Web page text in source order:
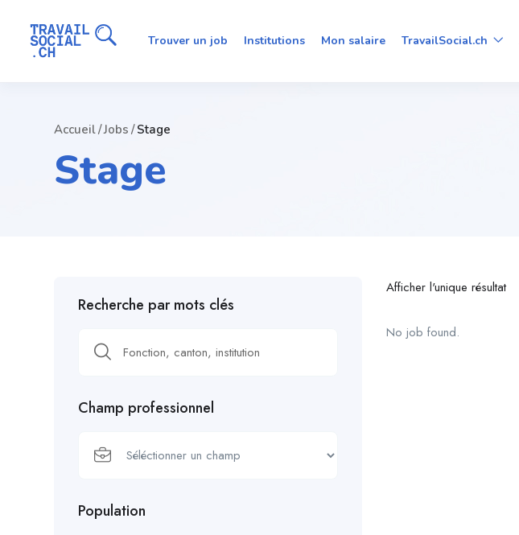
Trouver un job Institutions Mon salaire TravailSocial.ch
Stage
Accueil Jobs Stage
Recherche par mots clés
Champ professionnel
Population
Afficher l'unique résultat
No job found.